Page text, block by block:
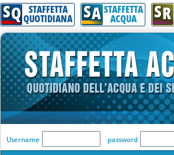
SQ STAFFETTA
QUOTIDIANA SA STAFFETTA
ACQUA SR
'Modulo Login per accedere'
Username password